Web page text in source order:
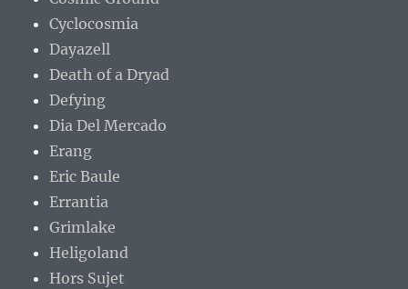
Cyclocosmia
Dayazell
Death of a Dryad
Defying
Dia Del Mercado
Erang
Eric Baule
Errantia
Grimlake
Heligoland
Hors Sujet